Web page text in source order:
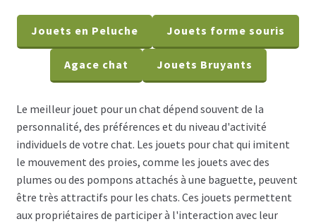
PAR MARQUES
VENTES
Jouets en Peluche Jouets forme souris
Agace chat Jouets Bruyants
Le meilleur jouet pour un chat dépend souvent de la
personnalité, des préférences et du niveau d'activité
individuels de votre chat. Les jouets pour chat qui imitent
le mouvement des proies, comme les jouets avec des
plumes ou des pompons attachés à une baguette, peuvent
être très attractifs pour les chats. Ces jouets permettent
aux propriétaires de participer à l'interaction avec leur